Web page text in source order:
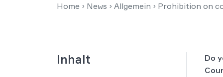
Home › News › Allgemein › Prohibition on
Inhalt
Do